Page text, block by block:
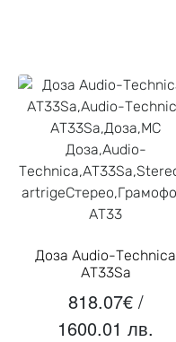
Доза Audio-Technica
AT33Sa
818.07€/
1600.01 лв.